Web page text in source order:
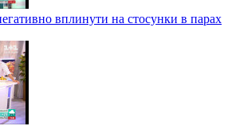
вплинути на стосунки в парах